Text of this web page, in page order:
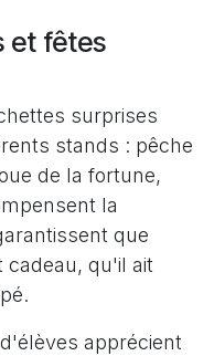
et fêtes
surprises
stands : pêche
de la fortune,
la
que
qu'il ait
apprécient